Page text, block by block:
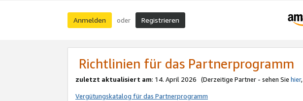
Anmelden oder Registrieren
Richtlinien für das Partnerprogramm
zuletzt aktualisiert am: 14. April 2026 (Derzeitige Partner - sehen Sie hier,
Vergütungskatalog für das Partnerprogramm